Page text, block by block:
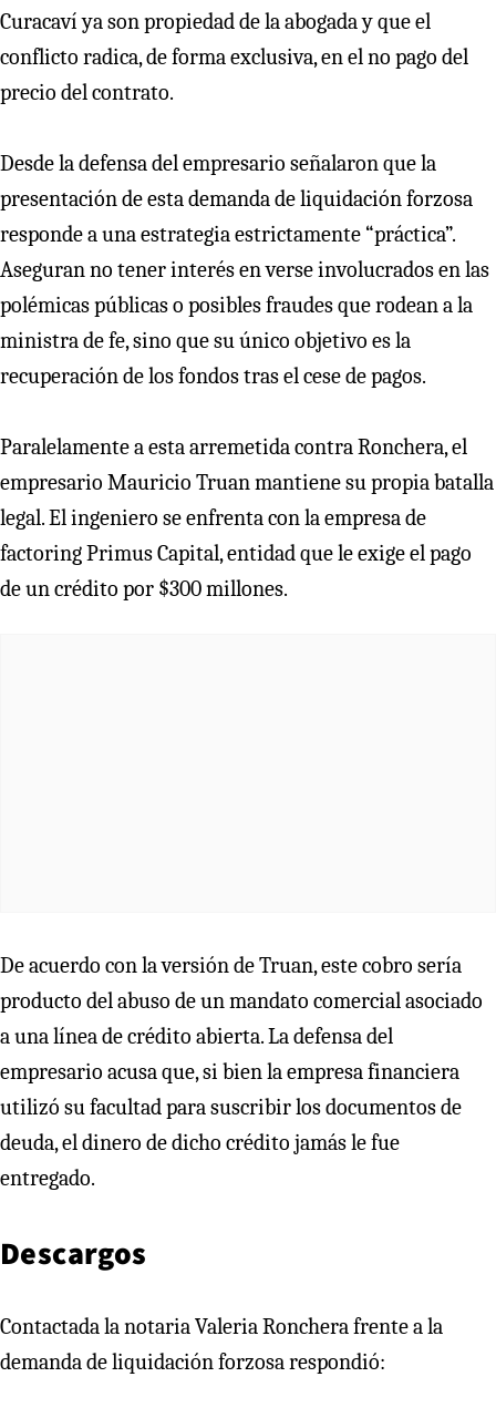
Curacaví ya son propiedad de la abogada y que el
conflicto radica, de forma exclusiva, en el no pago del
precio del contrato.
Desde la defensa del empresario señalaron que la
presentación de esta demanda de liquidación forzosa
responde a una estrategia estrictamente “práctica”.
Aseguran no tener interés en verse involucrados en las
polémicas públicas o posibles fraudes que rodean a la
ministra de fe, sino que su único objetivo es la
recuperación de los fondos tras el cese de pagos.
Paralelamente a esta arremetida contra Ronchera, el
empresario Mauricio Truan mantiene su propia batalla
legal. El ingeniero se enfrenta con la empresa de
factoring Primus Capital, entidad que le exige el pago
de un crédito por $300 millones.
De acuerdo con la versión de Truan, este cobro sería
producto del abuso de un mandato comercial asociado
a una línea de crédito abierta. La defensa del
empresario acusa que, si bien la empresa financiera
utilizó su facultad para suscribir los documentos de
deuda, el dinero de dicho crédito jamás le fue
entregado.
Descargos
Contactada la notaria Valeria Ronchera frente a la
demanda de liquidación forzosa respondió: